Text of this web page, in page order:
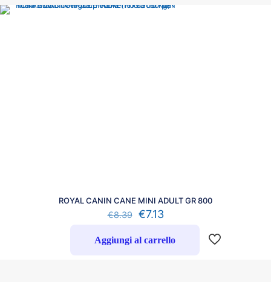
ROYAL CANIN CANE MINI ADULT GR 800
€8.39 €7.13
Aggiungi al carrello